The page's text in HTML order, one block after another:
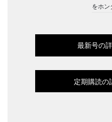
をホン
最新号の
定期購読の